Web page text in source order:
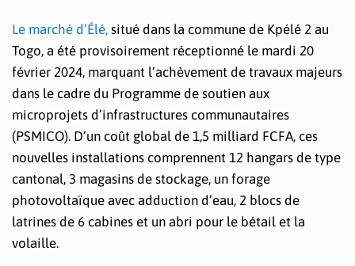
Le marché d’Élé, situé dans la commune de Kpélé 2 au
Togo, a été provisoirement réceptionné le mardi 20
février 2024, marquant l’achèvement de travaux majeurs
dans le cadre du Programme de soutien aux
microprojets d’infrastructures communautaires
(PSMICO). D’un coût global de 1,5 milliard FCFA, ces
nouvelles installations comprennent 12 hangars de type
cantonal, 3 magasins de stockage, un forage
photovoltaïque avec adduction d’eau, 2 blocs de
latrines de 6 cabines et un abri pour le bétail et la
volaille.